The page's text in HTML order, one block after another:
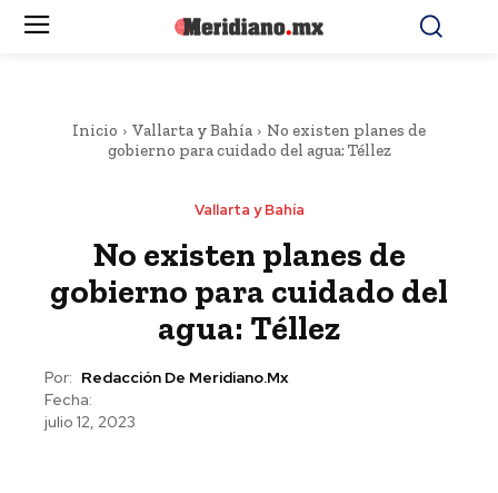
Inicio Vallarta y Bahía
No existen planes de
gobierno para cuidado del agua: Téllez
Vallarta y Bahía
No existen planes de
gobierno para cuidado del
agua: Téllez
Por: Redacción De Meridiano.mx
Fecha:
julio 12, 2023